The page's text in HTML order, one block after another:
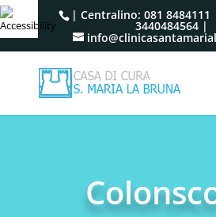
| Centralino: 081 8484111
3440484564 |